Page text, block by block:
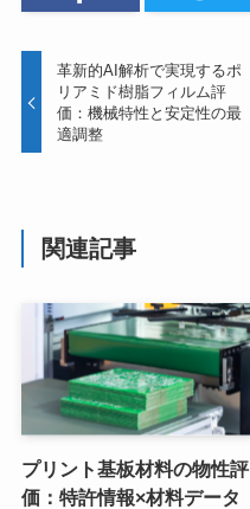
革新的AI解析で実現するポ
リアミド樹脂フィルム評
価：機械特性と安定性の最
適調整
関連記事
プリント基板材料の物性評
価：特許情報×材料データ